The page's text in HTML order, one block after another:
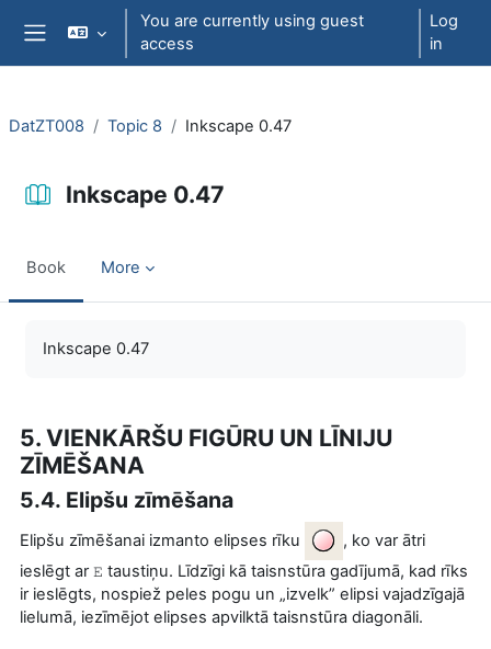
Skip to main content
You are currently using guest
access
Log
in
DatZT008 Topic 8 Inkscape 0.47
Inkscape 0.47
Book More
Inkscape 0.47
5. VIENKĀRŠU FIGŪRU UN LĪNIJU
ZĪMĒŠANA
5.4. Elipšu zīmēšana
Elipšu zīmēšanai izmanto elipses rīku
, ko var ātri
ieslēgt ar E taustiņu. Līdzīgi kā taisnstūra gadījumā, kad rīks
ir ieslēgts, nospiež peles pogu un „izvelk” elipsi vajadzīgajā
lielumā, iezīmējot elipses apvilktā taisnstūra diagonāli.